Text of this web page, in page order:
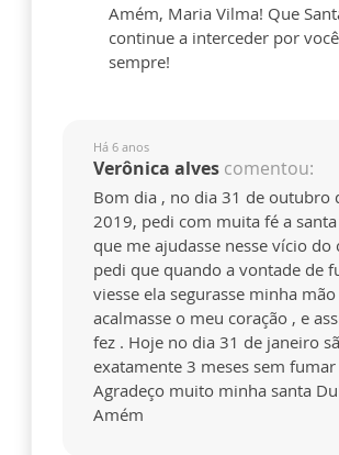
Amém, Maria Vilma! Que
continue a interceder por
sempre!
Há 6 anos
Verônica alves comentou:
Bom dia , no dia 31 de outubro
2019, pedi com muita fé a
que me ajudasse nesse vício do
pedi que quando a vontade de
viesse ela segurasse minha mão
acalmasse o meu coração , e
fez . Hoje no dia 31 de janeiro
exatamente 3 meses sem fumar
Agradeço muito minha santa
Amém